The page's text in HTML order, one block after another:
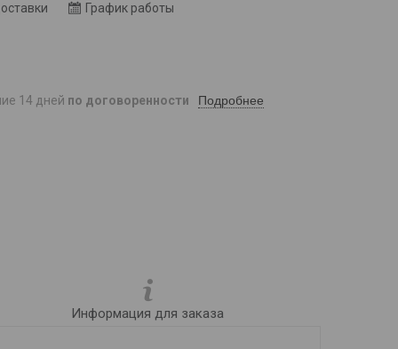
График работы
14 дней по договоренности Подробнее
Информация для заказа